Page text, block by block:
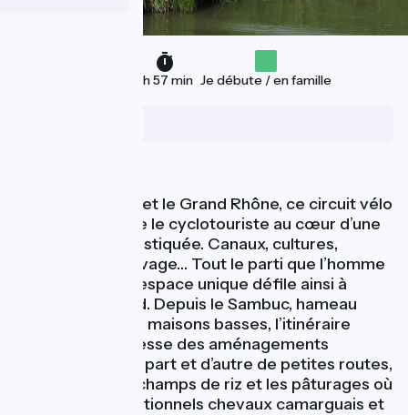
1 h 57 min Je débute / en famille
Entre les étangs et le Grand Rhône, ce circuit vélo
intimiste entraîne le cyclotouriste au cœur d’une
Camargue domestiquée. Canaux, cultures,
architecture, élevage… Tout le parti que l’homme
a su tirer de cet espace unique défile ainsi à
portée de regard. Depuis le Sambuc, hameau
typique avec ses maisons basses, l’itinéraire
découvre la richesse des aménagements
hydrauliques. De part et d’autre de petites routes,
l’on aperçoit les champs de riz et les pâturages où
paissent les traditionnels chevaux camarguais et